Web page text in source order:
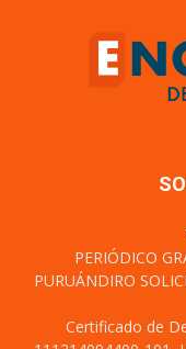
PERIÓDICO
PURUÁNDIRO
Certificado de